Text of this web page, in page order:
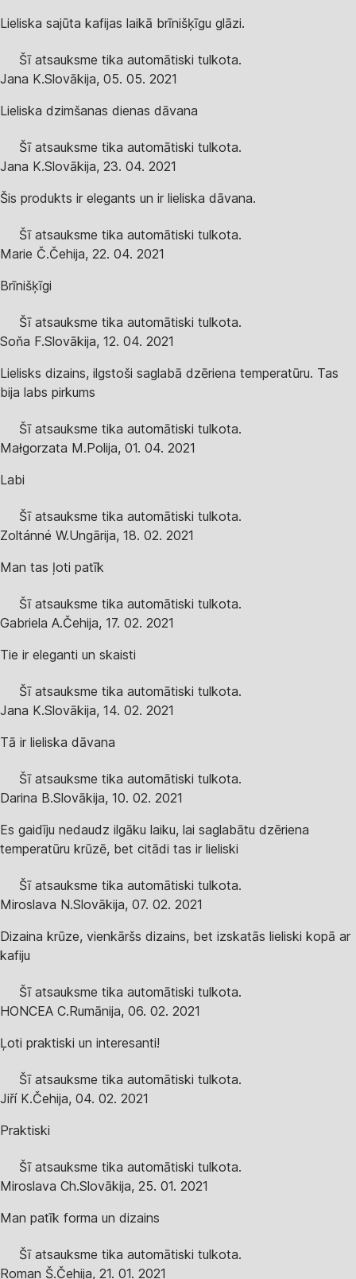
Lieliska sajūta kafijas laikā brīnišķīgu glāzi.
Šī atsauksme tika automātiski tulkota.
Jana K.Slovākija, 05. 05. 2021
Lieliska dzimšanas dienas dāvana
Šī atsauksme tika automātiski tulkota.
Jana K.Slovākija, 23. 04. 2021
Šis produkts ir elegants un ir lieliska dāvana.
Šī atsauksme tika automātiski tulkota.
Marie Č.Čehija, 22. 04. 2021
Brīnišķīgi
Šī atsauksme tika automātiski tulkota.
Soňa F.Slovākija, 12. 04. 2021
Lielisks dizains, ilgstoši saglabā dzēriena temperatūru. Tas
bija labs pirkums
Šī atsauksme tika automātiski tulkota.
Małgorzata M.Polija, 01. 04. 2021
Labi
Šī atsauksme tika automātiski tulkota.
Zoltánné W.Ungārija, 18. 02. 2021
Man tas ļoti patīk
Šī atsauksme tika automātiski tulkota.
Gabriela A.Čehija, 17. 02. 2021
Tie ir eleganti un skaisti
Šī atsauksme tika automātiski tulkota.
Jana K.Slovākija, 14. 02. 2021
Tā ir lieliska dāvana
Šī atsauksme tika automātiski tulkota.
Darina B.Slovākija, 10. 02. 2021
Es gaidīju nedaudz ilgāku laiku, lai saglabātu dzēriena
temperatūru krūzē, bet citādi tas ir lieliski
Šī atsauksme tika automātiski tulkota.
Miroslava N.Slovākija, 07. 02. 2021
Dizaina krūze, vienkāršs dizains, bet izskatās lieliski kopā ar
kafiju
Šī atsauksme tika automātiski tulkota.
HONCEA C.Rumānija, 06. 02. 2021
Ļoti praktiski un interesanti!
Šī atsauksme tika automātiski tulkota.
Jiří K.Čehija, 04. 02. 2021
Praktiski
Šī atsauksme tika automātiski tulkota.
Miroslava Ch.Slovākija, 25. 01. 2021
Man patīk forma un dizains
Šī atsauksme tika automātiski tulkota.
Roman Š.Čehija, 21. 01. 2021